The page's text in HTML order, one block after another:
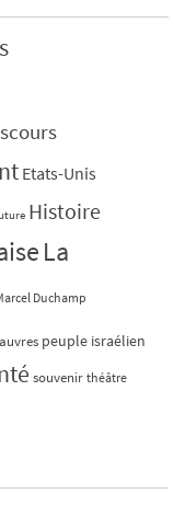
Etats-Unis
Histoire
La
Duchamp
peuple israélien
souvenir théâtre